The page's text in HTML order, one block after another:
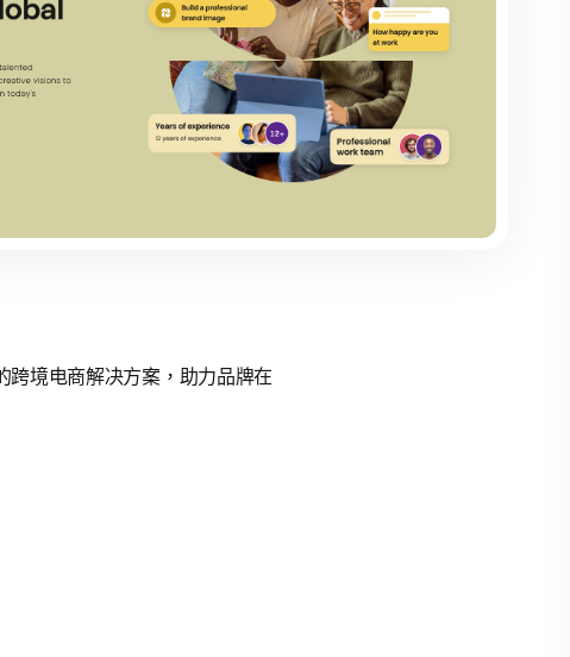
境电商解决方案，助力品牌在